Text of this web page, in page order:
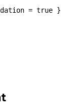
= true }